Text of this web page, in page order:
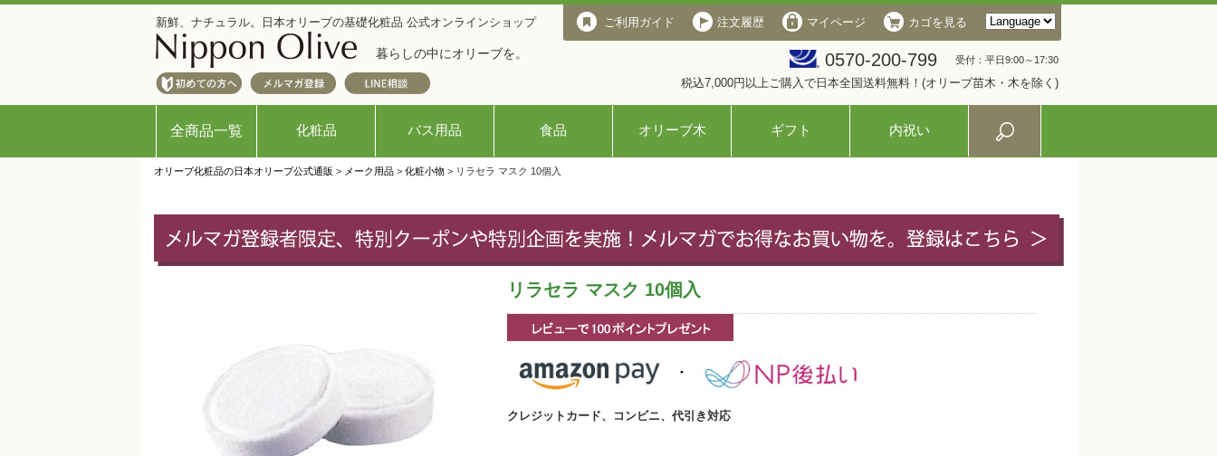
新鮮、ナチュラル。日本オリーブの基礎化粧品 公式オンラインショップ
暮らしの中にオリーブを。
ご利用ガイド 注文履歴 マイページ カゴを見る
0570-200-799 受付：平日9:00～17:30
税込7,000円以上ご購入で日本全国送料無料！(オリーブ苗木・木を除く)
全商品一覧 化粧品 バス用品 食品 オリーブ木 ギフト 内祝い
オリーブ化粧品の日本オリーブ公式通販 > メーク用品> 化粧小物> リラセラ マスク 10個入
リラセラ マスク 10個入
クレジットカード、コンビニ、代引き対応